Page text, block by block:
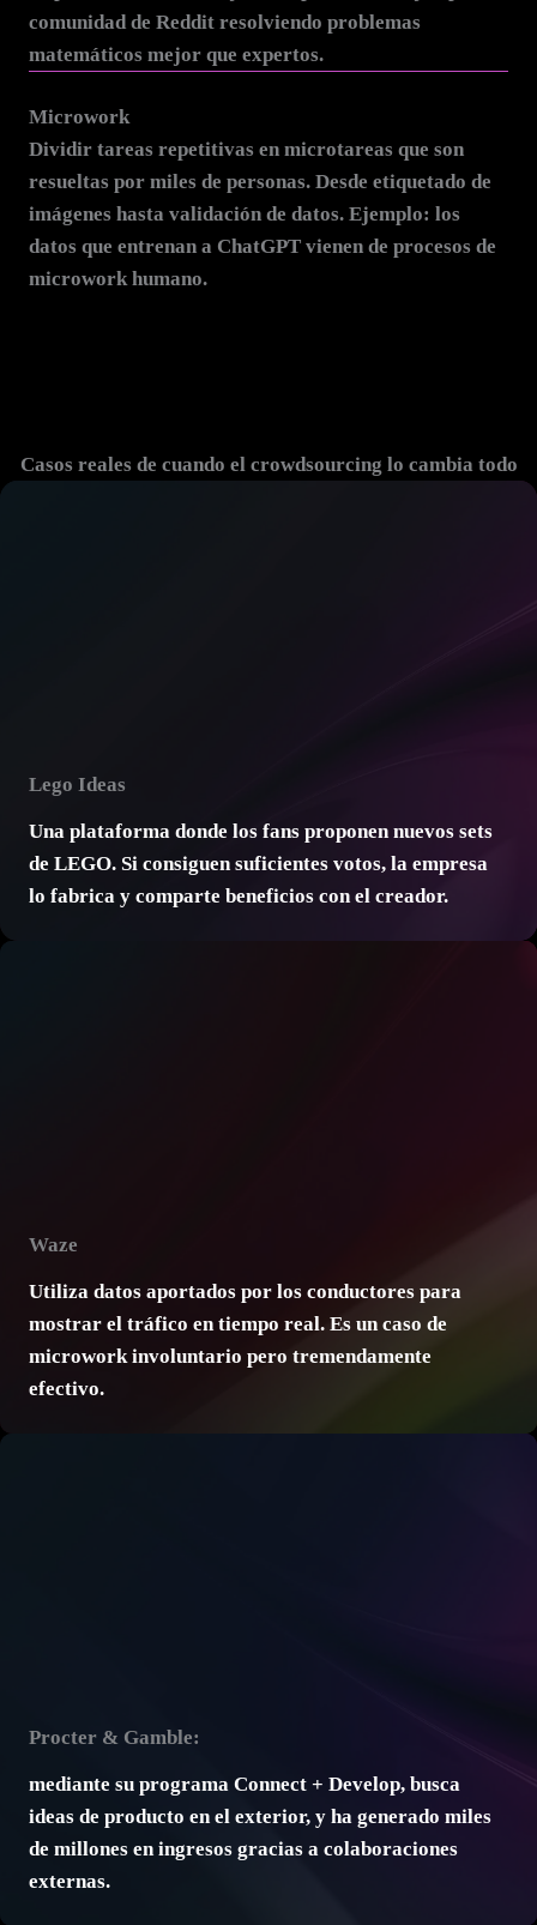
comunidad de Reddit resolviendo problemas
matemáticos mejor que expertos.
Microwork
Dividir tareas repetitivas en microtareas que son
resueltas por miles de personas. Desde etiquetado de
imágenes hasta validación de datos. Ejemplo: los
datos que entrenan a ChatGPT vienen de procesos de
microwork humano.
Casos reales de cuando el crowdsourcing lo cambia todo
Lego Ideas
Una plataforma donde los fans proponen nuevos sets
de LEGO. Si consiguen suficientes votos, la empresa
lo fabrica y comparte beneficios con el creador.
Waze
Utiliza datos aportados por los conductores para
mostrar el tráfico en tiempo real. Es un caso de
microwork involuntario pero tremendamente
efectivo.
Procter & Gamble:
mediante su programa Connect + Develop, busca
ideas de producto en el exterior, y ha generado miles
de millones en ingresos gracias a colaboraciones
externas.